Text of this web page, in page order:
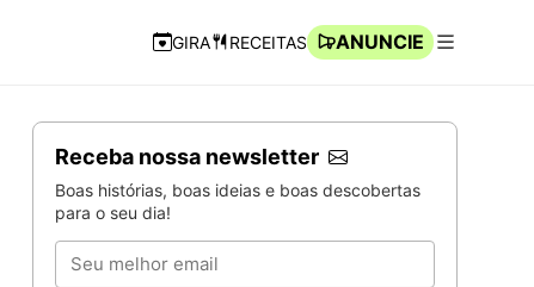
Navegação Rápida
GIRA RECEITAS
ANUNCIE
Receba nossa newsletter
Boas histórias, boas ideias e boas descobertas
para o seu dia!
Email